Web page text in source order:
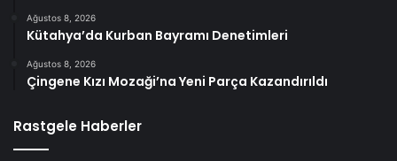
Ağustos 8, 2026
Kütahya’da Kurban Bayramı Denetimleri
Ağustos 8, 2026
Çingene Kızı Mozaği’na Yeni Parça Kazandırıldı
Rastgele Haberler